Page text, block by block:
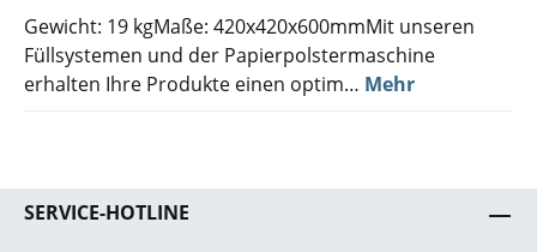
Gewicht: 19 kgMaße: 420x420x600mmMit unseren
Füllsystemen und der Papierpolstermaschine
erhalten Ihre Produkte einen optim… Mehr
SERVICE-HOTLINE